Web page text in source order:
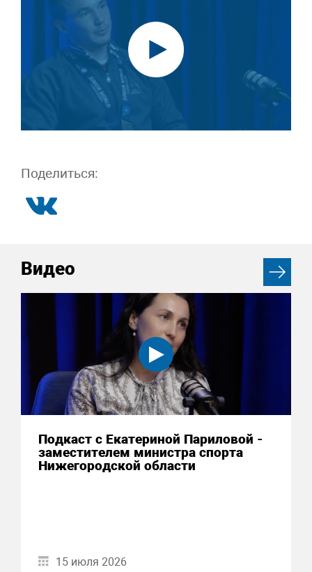
Поделиться:
Видео
Подкаст с Екатериной Париловой -
заместителем министра спорта
Нижегородской области
15 июля 2026